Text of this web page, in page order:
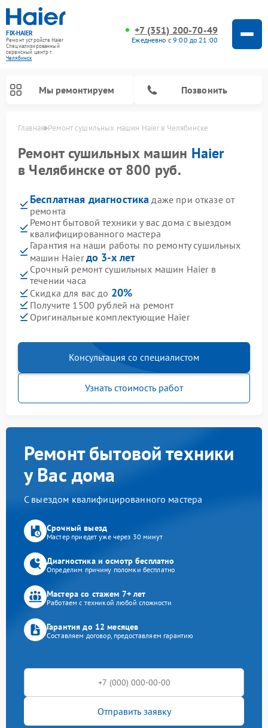
FIX-HAIER
Ремонт устройств Haier
Специализированный
cервисный центр г.
Челябинск
+7 (351) 200-70-49
Ежедневно с 9:00 до 21:00
Мы ремонтируем Позвонить
Главная Ремонт сушильных машин Haier в Челябинске
Ремонт сушильных машин Haier
в Челябинске от 800 руб.
Бесплатная диагностика даже при отказе от
ремонта
Ремонт бытовой техники у вас дома с выездом
квалифицированного мастера
Гарантия на наши работы по ремонту сушильных
машин Haierдо 3-х лет
Срочный ремонт сушильных машин Haier в
течении часа
Скидка для вас до 20%
Получите 1500 рублей на ремонт
Оригинальные комплектующие Haier
Консультация со специалистом
Узнать стоимость работ
Ремонт бытовой техники
у Вас дома
С выездом квалифицированного мастера
Срочный выезд
Мастер приедет уже через 30 минут
Диагностика и осмотр бесплатно
Определим причину поломки бесплатно
Мастера со стажем 7+ лет
Работаем с техникой любой сложности
Гарантия до 12 месяцев
Составляем договор, предоставляем гарантию
Отправить заявку